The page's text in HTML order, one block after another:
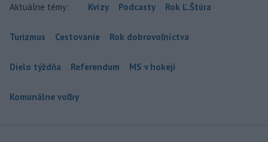
Aktuálne témy: Kvízy Podcasty Rok Ľ.Štúra
Turizmus Cestovanie Rok dobrovoľníctva
Dielo týždňa Referendum MS v hokeji
Komunálne voľby